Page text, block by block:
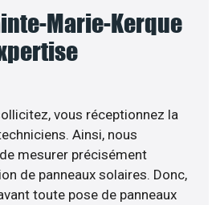
Marie-Kerque
vous réceptionnez la
Ainsi, nous
mesurer précisément
de panneaux solaires. Donc,
toute pose de panneaux